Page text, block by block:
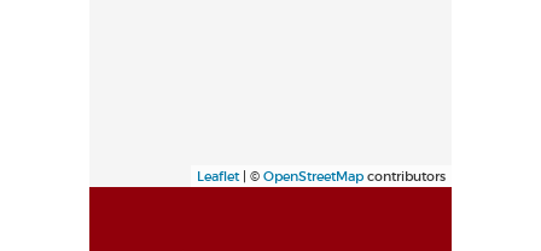
Leaflet| © OpenStreetMap contributors